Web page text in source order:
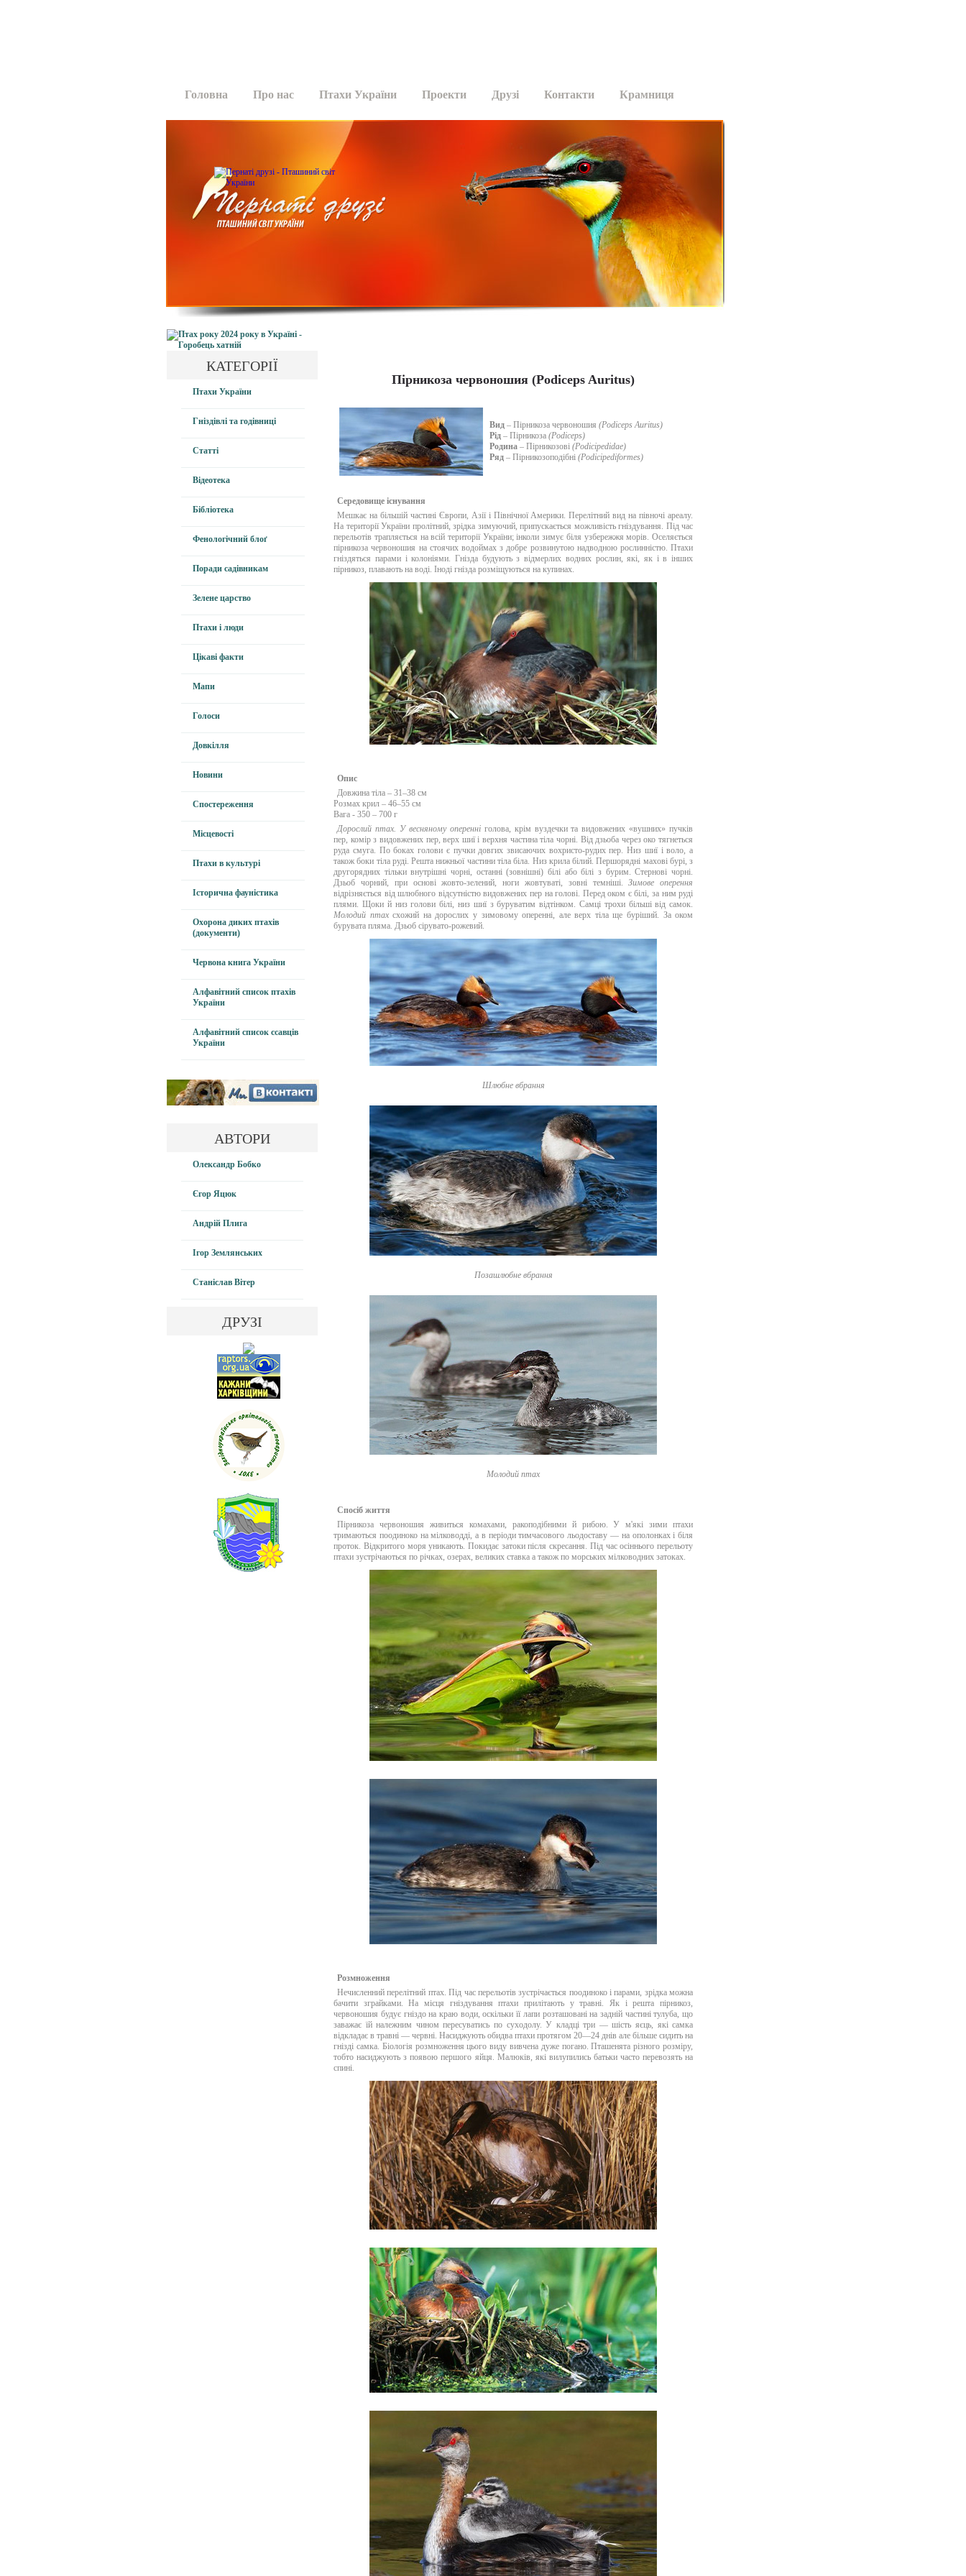
Головна Про нас Птахи України Проекти Друзі Контакти Крамниця
КАТЕГОРІЇ
Птахи України
Гніздівлі та годівниці
Статті
Відеотека
Бібліотека
Фенологічний блоґ
Поради садівникам
Зелене царство
Птахи і люди
Цікаві факти
Мапи
Голоси
Довкілля
Новини
Спостереження
Місцевості
Птахи в культурі
Історична фауністика
Охорона диких птахів
(документи)
Червона книга України
Алфавітний список птахів
України
Алфавітний список ссавців
України
АВТОРИ
Олександр Бобко
Єгор Яцюк
Андрій Плига
Ігор Землянських
Станіслав Вітер
ДРУЗІ
Пірникоза червоношия (Podiceps Auritus)
Вид – Пірникоза червоношия(Podiceps Auritus)
Рід – Пірникоза(Podiceps)
Родина – Пірникозові(Podicipedidae)
Ряд – Пірникозоподібні(Podicipediformes)
Середовище існування
Мешкає на більшій частині Європи, Азії і Північної Америки. Перелітний вид на півночі ареалу.
На території України пролітний, зрідка зимуючий, припускається можливість гніздування. Під час
перельотів трапляється на всій території України; інколи зимує біля узбережжя морів. Оселяється
пірникоза червоношия на стоячих водоймах з добре розвинутою надводною рослинністю. Птахи
гніздяться парами і колоніями. Гнізда будують з відмерлих водних рослин, які, як і в інших
пірникоз, плавають на воді. Іноді гнізда розміщуються на купинах.
Опис
Довжина тіла – 31–38 см
Розмах крил – 46–55 см
Вага - 350 – 700 г
Дорослий птах. У весняному оперенніголова, крім вуздечки та видовжених «вушних» пучків
пер, комір з видовжених пер, верх шиї і верхня частина тіла чорні. Від дзьоба через око тягнеться
руда смуга. По боках голови є пучки довгих звисаючих вохристо-рудих пер. Низ шиї і воло, а
також боки тіла руді. Решта нижньої частини тіла біла. Низ крила білий. Першорядні махові бурі, з
другорядних тільки внутрішні чорні, останні (зовнішні) білі або білі з бурим. Стернові чорні.
Дзьоб чорний, при основі жовто-зелений, ноги жовтуваті, зовні темніші.Зимове оперення
відрізняється від шлюбного відсутністю видовжених пер на голові. Перед оком є білі, за ним руді
плями. Щоки й низ голови білі, низ шиї з буруватим відтінком. Самці трохи більші від самок.
Молодий птахсхожий на дорослих у зимовому оперенні, але верх тіла ще буріший. За оком
бурувата пляма. Дзьоб сірувато-рожевий.
Шлюбне вбрання
Позашлюбне вбрання
Молодий птах
Спосіб життя
Пірникоза червоношия живиться комахами, ракоподібними й рибою. У м'які зими птахи
тримаються поодиноко на мілководді, а в періоди тимчасового льодоставу — на ополонках і біля
проток. Відкритого моря уникають. Покидає затоки після скресання. Під час осіннього перельоту
птахи зустрічаються по річках, озерах, великих ставка а також по морських мілководних затоках.
Розмноження
Нечисленний перелітний птах. Під час перельотів зустрічається поодиноко і парами, зрідка можна
бачити зграйками. На місця гніздування птахи прилітають у травні. Як і решта пірникоз,
червоношия будує гніздо на краю води, оскільки її лапи розташовані на задній частині тулуба, що
заважає їй належним чином пересуватись по суходолу. У кладці три — шість яєць, які самка
відкладає в травні — червні. Насиджують обидва птахи протягом 20—24 днів але більше сидить на
гнізді самка. Біологія розмноження цього виду вивчена дуже погано. Пташенята різного розміру,
тобто насиджують з появою першого яйця. Малюків, які вилупились батьки часто перевозять на
спині.